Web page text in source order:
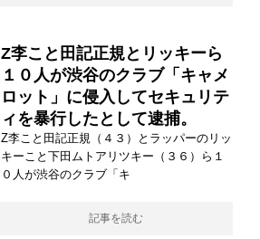
Z李こと田記正規とリッキーら
１０人が渋谷のクラブ「キャメ
ロット」に侵入してセキュリテ
ィを暴行したとして逮捕。
Z李こと田記正規（４３）とラッパーのリッ
キーこと下田ムトアリツキー（３６）ら１
０人が渋谷のクラブ「キ
記事を読む